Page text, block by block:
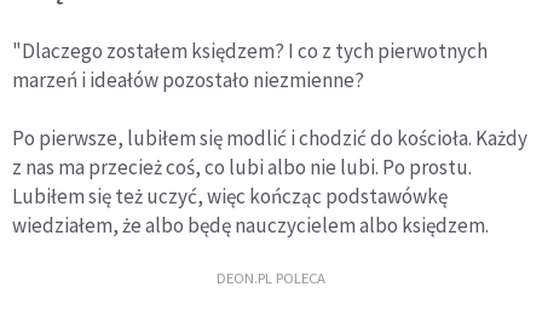
"Dlaczego zostałem księdzem? I co z tych pierwotnych
marzeń i ideałów pozostało niezmienne?
Po pierwsze, lubiłem się modlić i chodzić do kościoła. Każdy
z nas ma przecież coś, co lubi albo nie lubi. Po prostu.
Lubiłem się też uczyć, więc kończąc podstawówkę
wiedziałem, że albo będę nauczycielem albo księdzem.
DEON.PL POLECA